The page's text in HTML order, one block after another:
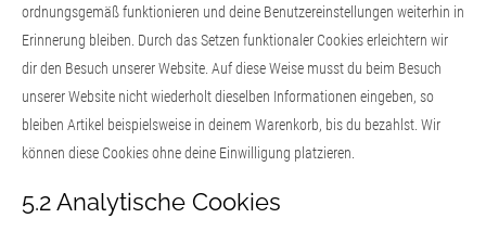
ordnungsgemäß funktionieren und deine Benutzereinstellungen weiterhin in
Erinnerung bleiben. Durch das Setzen funktionaler Cookies erleichtern wir
dir den Besuch unserer Website. Auf diese Weise musst du beim Besuch
unserer Website nicht wiederholt dieselben Informationen eingeben, so
bleiben Artikel beispielsweise in deinem Warenkorb, bis du bezahlst. Wir
können diese Cookies ohne deine Einwilligung platzieren.
5.2 Analytische Cookies